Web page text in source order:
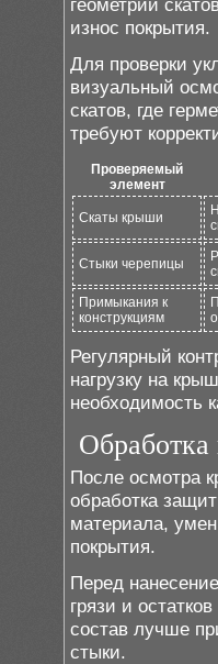
геометрии
износ покрытия.
Для проверки
визуальный
скатов, где
требуют
Проверяемый
элемент
Скаты крыши
Стыки черепицы
Примыкания к
конструкциям
Регулярный
нагрузку на
необходимость
После осмотра
обработка
материала,
покрытия.
Перед
грязи и
состав лучше
стыки.